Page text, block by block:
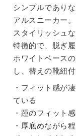
シンプルであり
アルスニーカー。
スタイリッシュ
特徴的で、脱ぎ履
ホワイトベース
し、替えの靴紐
・フィット感が
ている
・踵のフィット
・厚底めながら